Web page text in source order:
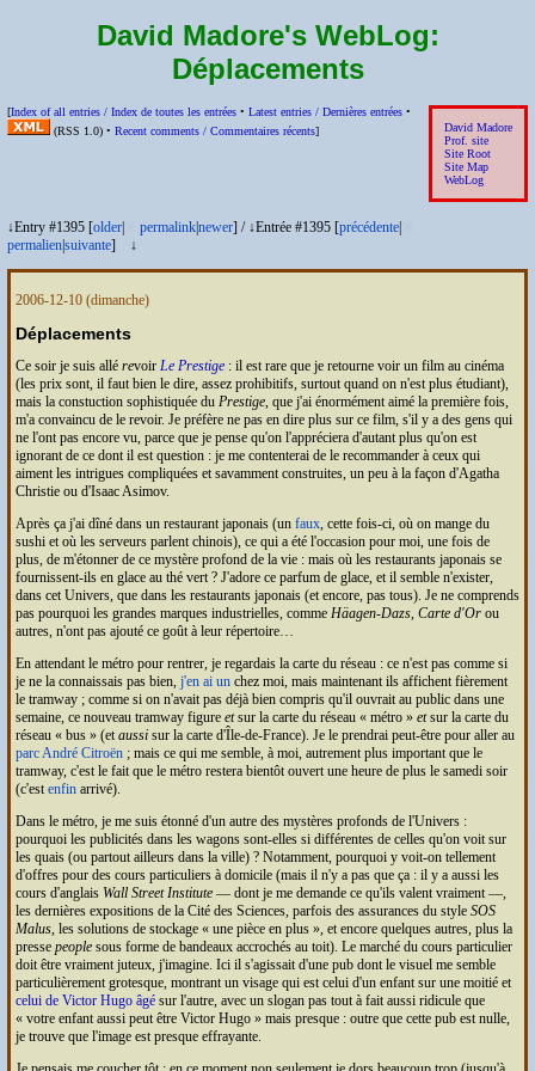
David Madore's WebLog:
Déplacements
David Madore
Prof. site
Site Root
Site Map
WebLog
[Index of all entries / Index de toutes les entrées • Latest entries / Dernières entrées •
(RSS 1.0) • Recent comments / Commentaires récents]
↓Entry #1395 [older permalinknewer] / ↓Entrée #1395 [précédente
permaliensuivante] ↓
2006-12-10(dimanche)
Déplacements
Ce soir je suis allé revoir Le Prestige: il est rare que je retourne voir un film au cinéma
(les prix sont, il faut bien le dire, assez prohibitifs, surtout quand on n'est plus étudiant),
mais la constuction sophistiquée du Prestige, que j'ai énormément aimé la première fois,
m'a convaincu de le revoir. Je préfère ne pas en dire plus sur ce film, s'il y a des gens qui
ne l'ont pas encore vu, parce que je pense qu'on l'appréciera d'autant plus qu'on est
ignorant de ce dont il est question : je me contenterai de le recommander à ceux qui
aiment les intrigues compliquées et savamment construites, un peu à la façon d'Agatha
Christie ou d'Isaac Asimov.
Après ça j'ai dîné dans un restaurant japonais (un faux, cette fois-ci, où on mange du
sushi et où les serveurs parlent chinois), ce qui a été l'occasion pour moi, une fois de
plus, de m'étonner de ce mystère profond de la vie : mais où les restaurants japonais se
fournissent-ils en glace au thé vert ? J'adore ce parfum de glace, et il semble n'exister,
dans cet Univers, que dans les restaurants japonais (et encore, pas tous). Je ne comprends
pas pourquoi les grandes marques industrielles, comme Häagen-Dazs, Carte d'Orou
autres, n'ont pas ajouté ce goût à leur répertoire…
En attendant le métro pour rentrer, je regardais la carte du réseau : ce n'est pas comme si
je ne la connaissais pas bien, j'en ai unchez moi, mais maintenant ils affichent fièrement
le tramway ; comme si on n'avait pas déjà bien compris qu'il ouvrait au public dans une
semaine, ce nouveau tramway figure etsur la carte du réseau métro etsur la carte du
réseau
bus (et aussisur la carte d'Île-de-France). Je le prendrai peut-être pour aller au
parc André Citroën; mais ce qui me semble, à moi, autrement plus important que le
tramway, c'est le fait que le métro restera bientôt ouvert une heure de plus le samedi soir
(c'est enfinarrivé).
Dans le métro, je me suis étonné d'un autre des mystères profonds de l'Univers :
pourquoi les publicités dans les wagons sont-elles si différentes de celles qu'on voit sur
les quais (ou partout ailleurs dans la ville) ? Notamment, pourquoi y voit-on tellement
d'offres pour des cours particuliers à domicile (mais il n'y a pas que ça : il y a aussi les
cours d'anglais Wall Street Institute— dont je me demande ce qu'ils valent vraiment —,
les dernières expositions de la Cité des Sciences, parfois des assurances du style SOS
Malus, les solutions de stockage une pièce en plus
, et encore quelques autres, plus la
presse peoplesous forme de bandeaux accrochés au toit). Le marché du cours particulier
doit être vraiment juteux, j'imagine. Ici il s'agissait d'une pub dont le visuel me semble
particulièrement grotesque, montrant un visage qui est celui d'un enfant sur une moitié et
celui de Victor Hugo âgésur l'autre, avec un slogan pas tout à fait aussi ridicule que
votre enfant aussi peut être Victor Hugo
mais presque : outre que cette pub est nulle,
je trouve que l'image est presque effrayante.